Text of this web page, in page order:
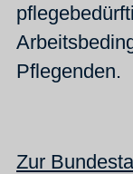
Pflegenden.
Zur